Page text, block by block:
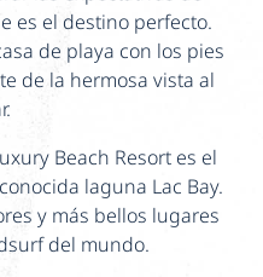
es el destino perfecto.
de playa con los pies
de la hermosa vista al
Beach Resort es el
laguna Lac Bay.
y más bellos lugares
del mundo.